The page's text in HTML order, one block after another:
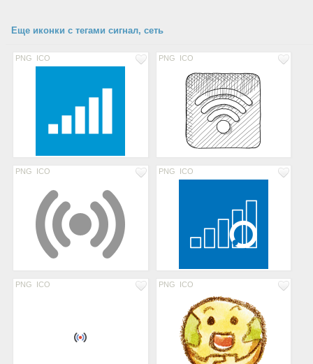
Еще иконки с тегами сигнал, сеть
PNG ICO PNG ICO
PNG ICO PNG ICO
PNG ICO PNG ICO